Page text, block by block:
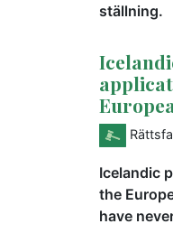
ställning.
Icelandic
the
have